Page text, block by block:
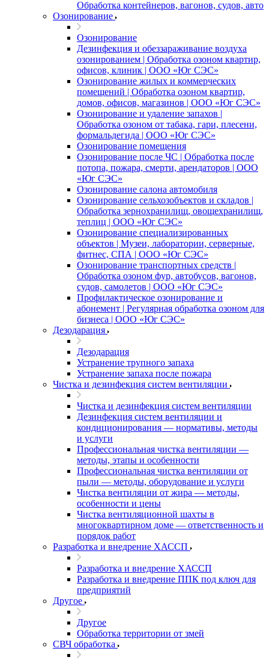
Обработка контейнеров, вагонов, судов, авто
Озонирование
Озонирование
Дезинфекция и обеззараживание воздуха
озонированием | Обработка озоном квартир,
офисов, клиник | ООО «Юг СЭС»
Озонирование жилых и коммерческих
помещений | Обработка озоном квартир,
домов, офисов, магазинов | ООО «Юг СЭС»
Озонирование и удаление запахов |
Обработка озоном от табака, гари, плесени,
формальдегида | ООО «Юг СЭС»
Озонирование помещения
Озонирование после ЧС | Обработка после
потопа, пожара, смерти, арендаторов | ООО
«Юг СЭС»
Озонирование салона автомобиля
Озонирование сельхозобъектов и складов |
Обработка зернохранилищ, овощехранилищ,
теплиц | ООО «Юг СЭС»
Озонирование специализированных
объектов | Музеи, лаборатории, серверные,
фитнес, СПА | ООО «Юг СЭС»
Озонирование транспортных средств |
Обработка озоном фур, автобусов, вагонов,
судов, самолетов | ООО «Юг СЭС»
Профилактическое озонирование и
абонемент | Регулярная обработка озоном для
бизнеса | ООО «Юг СЭС»
Дезодарация
Дезодарация
Устранение трупного запаха
Устранение запаха после пожара
Чистка и дезинфекция систем вентиляции
Чистка и дезинфекция систем вентиляции
Дезинфекция систем вентиляции и
кондиционирования — нормативы, методы
и услуги
Профессиональная чистка вентиляции —
методы, этапы и особенности
Профессиональная чистка вентиляции от
пыли — методы, оборудование и услуги
Чистка вентиляции от жира — методы,
особенности и цены
Чистка вентиляционной шахты в
многоквартирном доме — ответственность и
порядок работ
Разработка и внедрение ХАССП
Разработка и внедрение ХАССП
Разработка и внедрение ППК под ключ для
предприятий
Другое
Другое
Обработка территории от змей
СВЧ обработка